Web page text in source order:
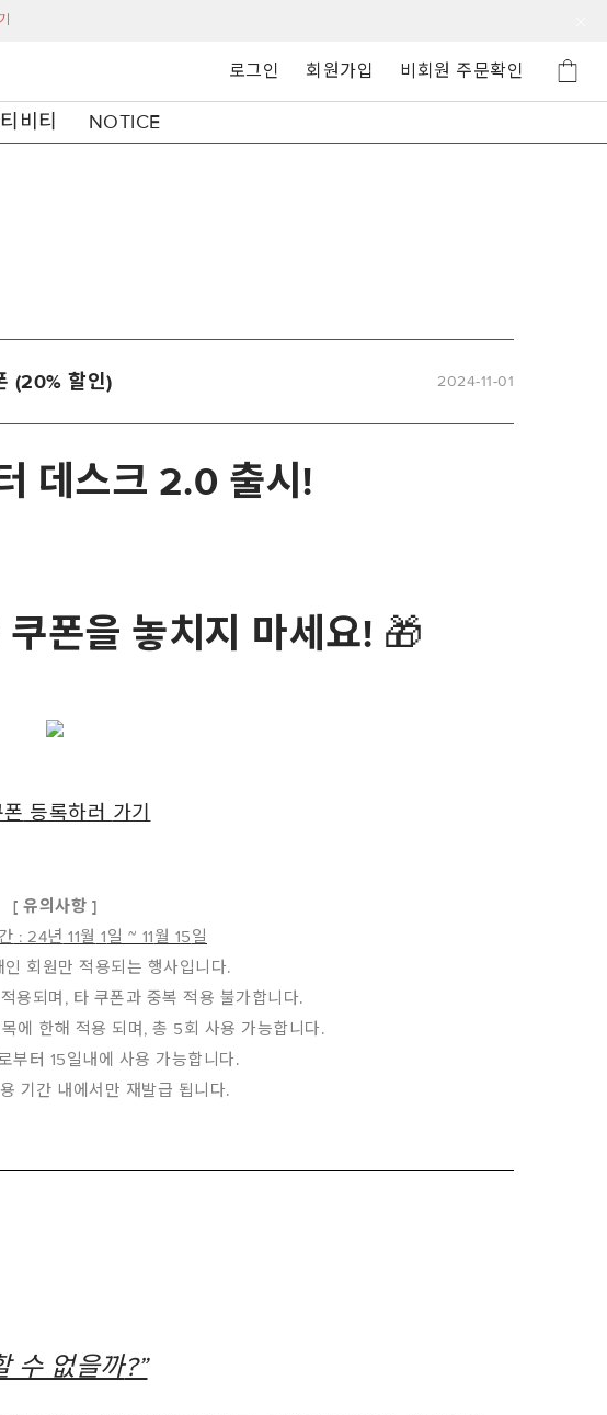
로그인 회원가입 비회원 주문확인
비티 NOTICE
(20% 할인) 2024-11-01
데스크 2.0 출시 !
폰을 놓치지 마세요! 🎁
폰 등록하러 가기
[ 유의사항 ]
: 24년 11월 1일 ~ 11월 15일
회원만 적용되는 행사입니다.
용되며 , 타 쿠폰과 중복 적용 불가합니다.
에 한해 적용 되며 , 총 5회 사용 가능합니다.
부터 15일내에 사용 가능합니다.
기간 내에서만 재발급 됩니다.
수 없을까?”